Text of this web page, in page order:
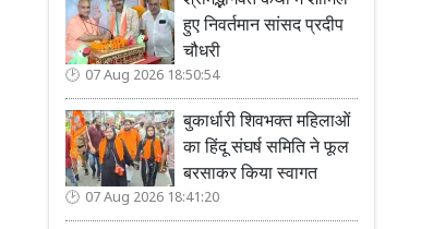
हुए निवर्तमान सांसद प्रदीप
चौधरी
07 Aug 2026 18:50:54
बुकार्धारी शिवभक्त महिलाओं
का हिंदू संघर्ष समिति ने फूल
बरसाकर किया स्वागत
07 Aug 2026 18:41:20